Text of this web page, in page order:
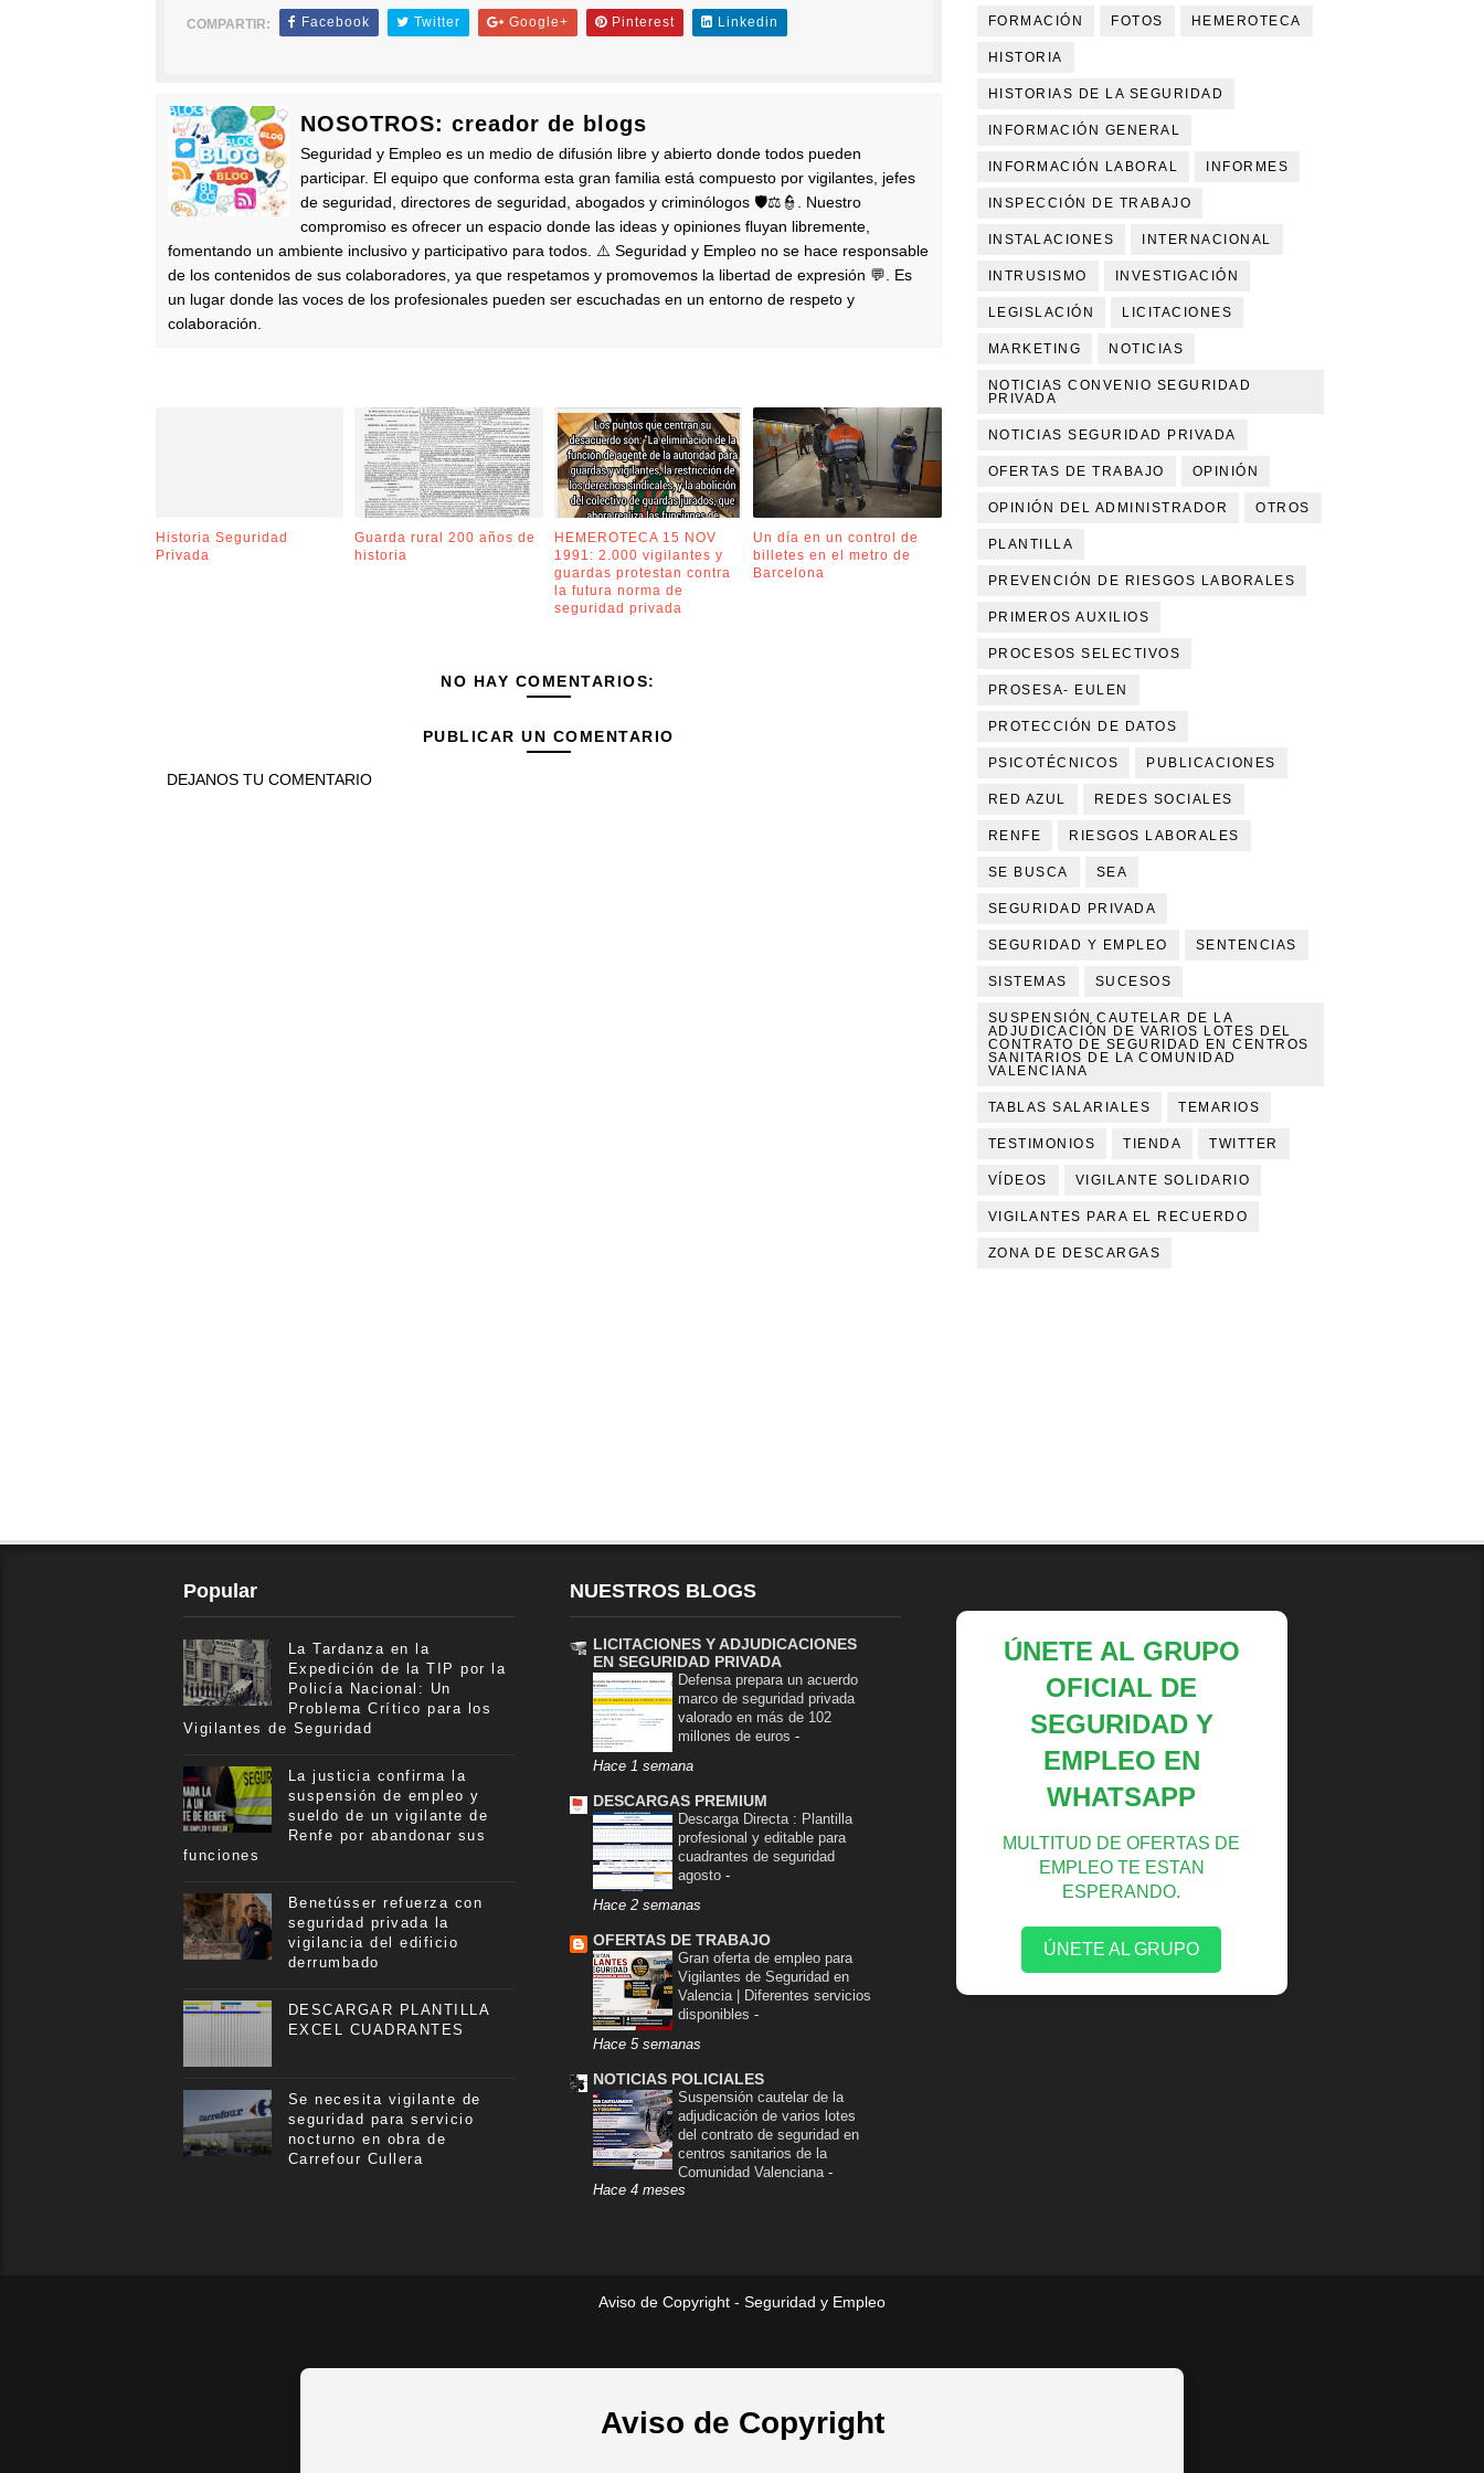
COMPARTIR: Facebook Twitter Google+ Pinterest Linkedin
NOSOTROS: creador de blogs
Seguridad y Empleo es un medio de difusión libre y abierto donde todos pueden
participar. El equipo que conforma esta gran familia está compuesto por vigilantes, jefes
de seguridad, directores de seguridad, abogados y criminólogos 🛡️⚖️👮. Nuestro
compromiso es ofrecer un espacio donde las ideas y opiniones fluyan libremente,
fomentando un ambiente inclusivo y participativo para todos. ⚠️ Seguridad y Empleo no se hace responsable
de los contenidos de sus colaboradores, ya que respetamos y promovemos la libertad de expresión 💬. Es
un lugar donde las voces de los profesionales pueden ser escuchadas en un entorno de respeto y
colaboración.
Historia Seguridad
Privada
Guarda rural 200 años de
historia
HEMEROTECA 15 NOV
1991: 2.000 vigilantes y
guardas protestan contra
la futura norma de
seguridad privada
Un día en un control de
billetes en el metro de
Barcelona
NO HAY COMENTARIOS:
PUBLICAR UN COMENTARIO
DEJANOS TU COMENTARIO
FORMACIÓN FOTOS HEMEROTECA
HISTORIA
HISTORIAS DE LA SEGURIDAD
INFORMACIÓN GENERAL
INFORMACIÓN LABORAL INFORMES
INSPECCIÓN DE TRABAJO
INSTALACIONES INTERNACIONAL
INTRUSISMO INVESTIGACIÓN
LEGISLACIÓN LICITACIONES
MARKETING NOTICIAS
NOTICIAS CONVENIO SEGURIDAD
PRIVADA
NOTICIAS SEGURIDAD PRIVADA
OFERTAS DE TRABAJO OPINIÓN
OPINIÓN DEL ADMINISTRADOR OTROS
PLANTILLA
PREVENCIÓN DE RIESGOS LABORALES
PRIMEROS AUXILIOS
PROCESOS SELECTIVOS
PROSESA- EULEN
PROTECCIÓN DE DATOS
PSICOTÉCNICOS PUBLICACIONES
RED AZUL REDES SOCIALES
RENFE RIESGOS LABORALES
SE BUSCA SEA
SEGURIDAD PRIVADA
SEGURIDAD Y EMPLEO SENTENCIAS
SISTEMAS SUCESOS
SUSPENSIÓN CAUTELAR DE LA
ADJUDICACIÓN DE VARIOS LOTES DEL
CONTRATO DE SEGURIDAD EN CENTROS
SANITARIOS DE LA COMUNIDAD
VALENCIANA
TABLAS SALARIALES TEMARIOS
TESTIMONIOS TIENDA TWITTER
VÍDEOS VIGILANTE SOLIDARIO
VIGILANTES PARA EL RECUERDO
ZONA DE DESCARGAS
Popular
La Tardanza en la
Expedición de la TIP por la
Policía Nacional: Un
Problema Crítico para los
Vigilantes de Seguridad
La justicia confirma la
suspensión de empleo y
sueldo de un vigilante de
Renfe por abandonar sus
funciones
Benetússer refuerza con
seguridad privada la
vigilancia del edificio
derrumbado
DESCARGAR PLANTILLA
EXCEL CUADRANTES
Se necesita vigilante de
seguridad para servicio
nocturno en obra de
Carrefour Cullera
NUESTROS BLOGS
LICITACIONES Y ADJUDICACIONES
EN SEGURIDAD PRIVADA
Defensa prepara un acuerdo
marco de seguridad privada
valorado en más de 102
millones de euros -
Hace 1 semana
DESCARGAS PREMIUM
Descarga Directa : Plantilla
profesional y editable para
cuadrantes de seguridad
agosto -
Hace 2 semanas
OFERTAS DE TRABAJO
Gran oferta de empleo para
Vigilantes de Seguridad en
Valencia | Diferentes servicios
disponibles -
Hace 5 semanas
NOTICIAS POLICIALES
Suspensión cautelar de la
adjudicación de varios lotes
del contrato de seguridad en
centros sanitarios de la
Comunidad Valenciana -
Hace 4 meses
ÚNETE AL GRUPO
OFICIAL DE
SEGURIDAD Y
EMPLEO EN
WHATSAPP
MULTITUD DE OFERTAS DE
EMPLEO TE ESTAN
ESPERANDO.
ÚNETE AL GRUPO
Aviso de Copyright - Seguridad y Empleo
Aviso de Copyright